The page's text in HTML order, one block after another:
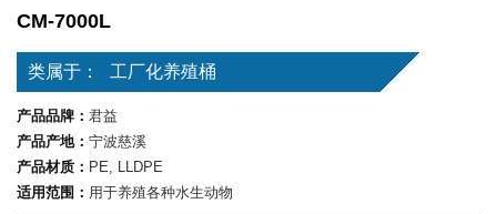
CM-7000L
类属于： 工厂化养殖桶
产品品牌： 君益
产品产地： 宁波慈溪
产品材质： PE, LLDPE
适用范围： 用于养殖各种水生动物